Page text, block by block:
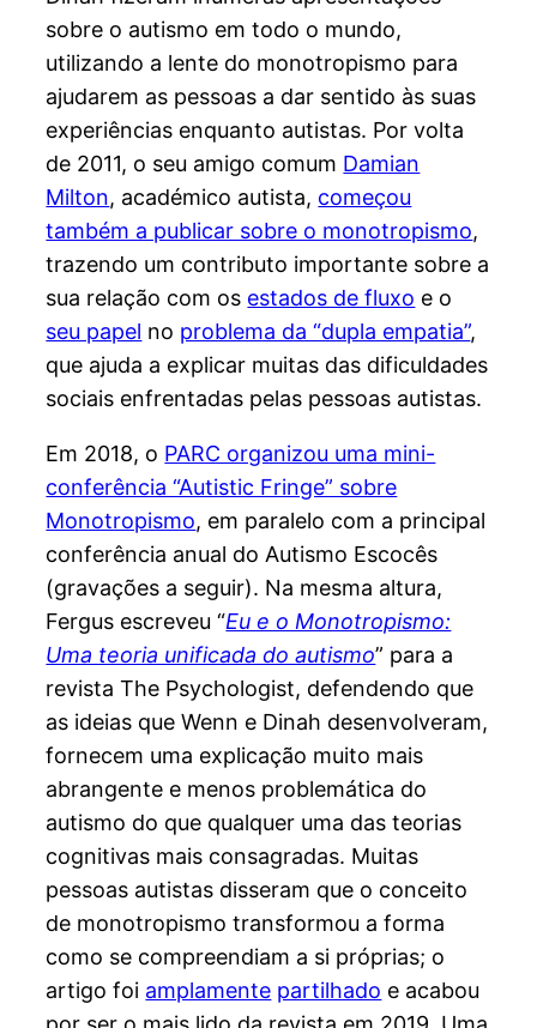
sobre o autismo em todo o mundo,
utilizando a lente do monotropismo para
ajudarem as pessoas a dar sentido às suas
experiências enquanto autistas. Por volta
de 2011, o seu amigo comum Damian
Milton, académico autista, começou
também a publicar sobre o monotropismo,
trazendo um contributo importante sobre a
sua relação com os estados de fluxo e o
seu papel no problema da “dupla empatia”,
que ajuda a explicar muitas das dificuldades
sociais enfrentadas pelas pessoas autistas.
Em 2018, o PARC organizou uma mini-
conferência “Autistic Fringe” sobre
Monotropismo, em paralelo com a principal
conferência anual do Autismo Escocês
(gravações a seguir). Na mesma altura,
Fergus escreveu “Eu e o Monotropismo:
Uma teoria unificada do autismo” para a
revista The Psychologist, defendendo que
as ideias que Wenn e Dinah desenvolveram,
fornecem uma explicação muito mais
abrangente e menos problemática do
autismo do que qualquer uma das teorias
cognitivas mais consagradas. Muitas
pessoas autistas disseram que o conceito
de monotropismo transformou a forma
como se compreendiam a si próprias; o
artigo foi amplamente partilhado e acabou